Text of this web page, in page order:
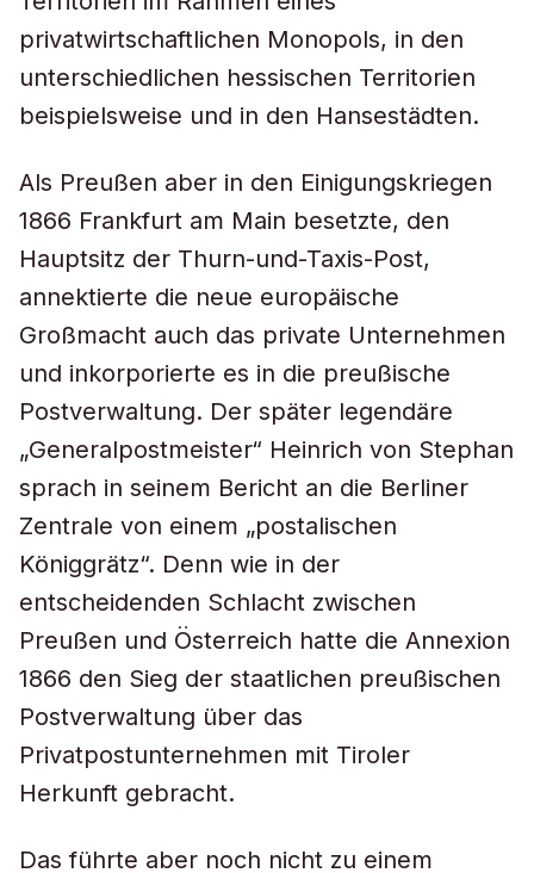
privatwirtschaftlichen Monopols, in den
unterschiedlichen hessischen Territorien
beispielsweise und in den Hansestädten.
Als Preußen aber in den Einigungskriegen
1866 Frankfurt am Main besetzte, den
Hauptsitz der Thurn-und-Taxis-Post,
annektierte die neue europäische
Großmacht auch das private Unternehmen
und inkorporierte es in die preußische
Postverwaltung. Der später legendäre
„Generalpostmeister“ Heinrich von Stephan
sprach in seinem Bericht an die Berliner
Zentrale von einem „postalischen
Königgrätz“. Denn wie in der
entscheidenden Schlacht zwischen
Preußen und Österreich hatte die Annexion
1866 den Sieg der staatlichen preußischen
Postverwaltung über das
Privatpostunternehmen mit Tiroler
Herkunft gebracht.
Das führte aber noch nicht zu einem